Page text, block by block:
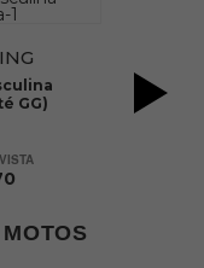
GG)
MOTOS